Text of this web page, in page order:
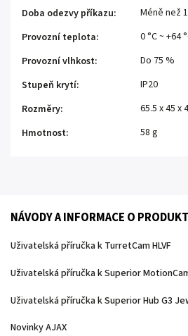
Doba odezvy příkazu:
Méně než
Provozní teplota:
0 °C ~ +64
Provozní vlhkost:
Do 75 %
Stupeň krytí:
IP20
Rozměry:
65.5 x 45 x
Hmotnost: 58 g
NÁVODY A INFORMACE O
Uživatelská příručka k TurretCam HLVF
Uživatelská příručka k Superior
Uživatelská příručka k Superior Hub G3
Novinky AJAX